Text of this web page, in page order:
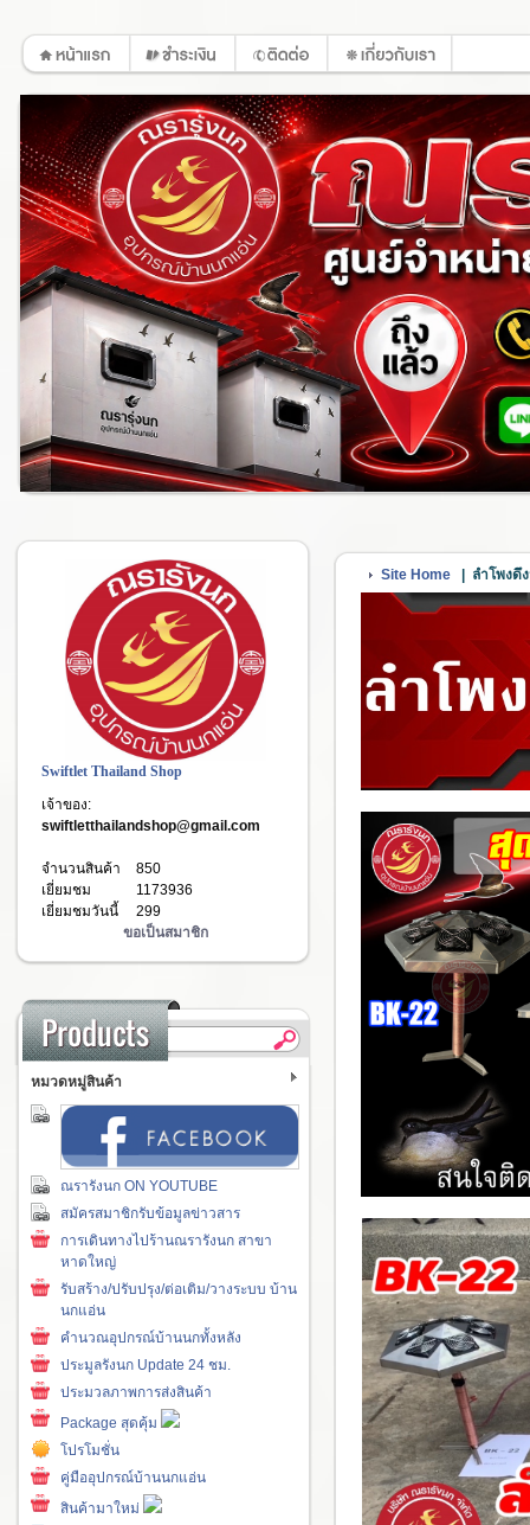
Swiftlet Thailand Shop
เจ้าของ:
swiftletthailandshop@gmail.com
จำนวนสินค้า
850
เยี่ยมชม
1173936
เยี่ยมชมวันนี้
299
ขอเป็นสมาชิก
หมวดหมู่สินค้า
ณรารังนก ON YOUTUBE
สมัครสมาชิกรับข้อมูลข่าวสาร
การเดินทางไปร้านณรารังนก สาขา
หาดใหญ่
รับสร้าง/ปรับปรุง/ต่อเติม/วางระบบ บ้าน
นกแอ่น
คำนวณอุปกรณ์บ้านนกทั้งหลัง
ประมูลรังนก Update 24 ชม.
ประมวลภาพการส่งสินค้า
Package สุดคุ้ม
โปรโมชั่น
คู่มืออุปกรณ์บ้านนกแอ่น
สินค้ามาใหม่
Site Home ลำโพงดึ